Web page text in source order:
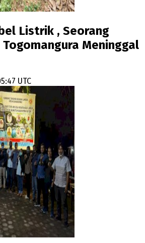
Listrik , Seorang
Togomangura Meninggal
UTC